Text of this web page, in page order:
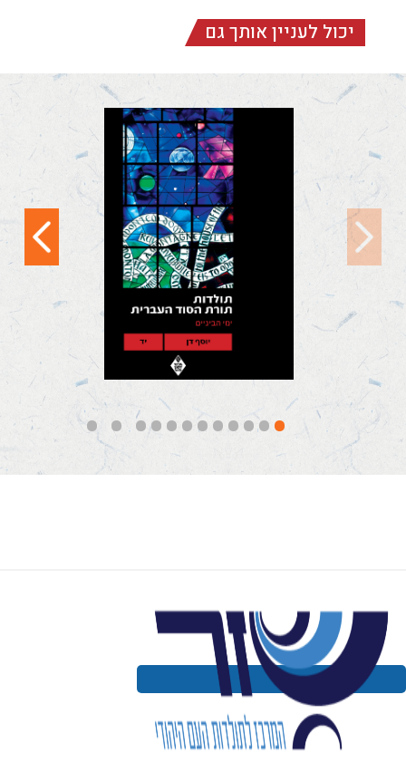
יכול לעניין אותך גם
תולדות תורת הסוד
העברית: ימי הביניים –
כרך י"ד
תולדות תורת הסוד
העברית הוא ניסיון ראשון
לסקור מזווית ראייה
היסטורית את...
קראו עוד
1
3
7
9
11
12